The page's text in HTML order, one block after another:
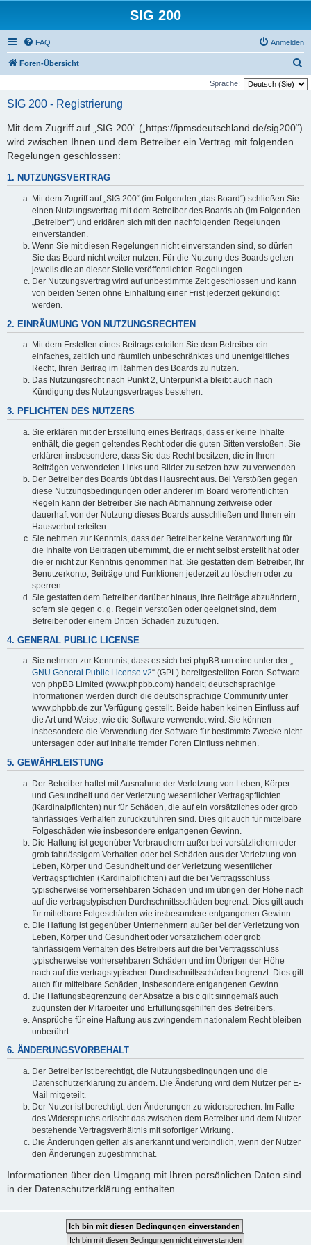
SIG 200
FAQ Anmelden
Foren-Übersicht
u
Sprache:
SIG 200 - Registrierung
Mit dem Zugriff auf „SIG 200“ („https://ipmsdeutschland.de/sig200“)
wird zwischen Ihnen und dem Betreiber ein Vertrag mit folgenden
Regelungen geschlossen:
1. NUTZUNGSVERTRAG
Mit dem Zugriff auf „SIG 200“ (im Folgenden „das Board“) schließen Sie
einen Nutzungsvertrag mit dem Betreiber des Boards ab (im Folgenden
„Betreiber“) und erklären sich mit den nachfolgenden Regelungen
einverstanden.
Wenn Sie mit diesen Regelungen nicht einverstanden sind, so dürfen
Sie das Board nicht weiter nutzen. Für die Nutzung des Boards gelten
jeweils die an dieser Stelle veröffentlichten Regelungen.
Der Nutzungsvertrag wird auf unbestimmte Zeit geschlossen und kann
von beiden Seiten ohne Einhaltung einer Frist jederzeit gekündigt
werden.
2. EINRÄUMUNG VON NUTZUNGSRECHTEN
Mit dem Erstellen eines Beitrags erteilen Sie dem Betreiber ein
einfaches, zeitlich und räumlich unbeschränktes und unentgeltliches
Recht, Ihren Beitrag im Rahmen des Boards zu nutzen.
Das Nutzungsrecht nach Punkt 2, Unterpunkt a bleibt auch nach
Kündigung des Nutzungsvertrages bestehen.
3. PFLICHTEN DES NUTZERS
Sie erklären mit der Erstellung eines Beitrags, dass er keine Inhalte
enthält, die gegen geltendes Recht oder die guten Sitten verstoßen. Sie
erklären insbesondere, dass Sie das Recht besitzen, die in Ihren
Beiträgen verwendeten Links und Bilder zu setzen bzw. zu verwenden.
Der Betreiber des Boards übt das Hausrecht aus. Bei Verstößen gegen
diese Nutzungsbedingungen oder anderer im Board veröffentlichten
Regeln kann der Betreiber Sie nach Abmahnung zeitweise oder
dauerhaft von der Nutzung dieses Boards ausschließen und Ihnen ein
Hausverbot erteilen.
Sie nehmen zur Kenntnis, dass der Betreiber keine Verantwortung für
die Inhalte von Beiträgen übernimmt, die er nicht selbst erstellt hat oder
die er nicht zur Kenntnis genommen hat. Sie gestatten dem Betreiber, Ihr
Benutzerkonto, Beiträge und Funktionen jederzeit zu löschen oder zu
sperren.
Sie gestatten dem Betreiber darüber hinaus, Ihre Beiträge abzuändern,
sofern sie gegen o. g. Regeln verstoßen oder geeignet sind, dem
Betreiber oder einem Dritten Schaden zuzufügen.
4. GENERAL PUBLIC LICENSE
Sie nehmen zur Kenntnis, dass es sich bei phpBB um eine unter der „
GNU General Public License v2“ (GPL) bereitgestellten Foren-Software
von phpBB Limited (www.phpbb.com) handelt; deutschsprachige
Informationen werden durch die deutschsprachige Community unter
www.phpbb.de zur Verfügung gestellt. Beide haben keinen Einfluss auf
die Art und Weise, wie die Software verwendet wird. Sie können
insbesondere die Verwendung der Software für bestimmte Zwecke nicht
untersagen oder auf Inhalte fremder Foren Einfluss nehmen.
5. GEWÄHRLEISTUNG
Der Betreiber haftet mit Ausnahme der Verletzung von Leben, Körper
und Gesundheit und der Verletzung wesentlicher Vertragspflichten
(Kardinalpflichten) nur für Schäden, die auf ein vorsätzliches oder grob
fahrlässiges Verhalten zurückzuführen sind. Dies gilt auch für mittelbare
Folgeschäden wie insbesondere entgangenen Gewinn.
Die Haftung ist gegenüber Verbrauchern außer bei vorsätzlichem oder
grob fahrlässigem Verhalten oder bei Schäden aus der Verletzung von
Leben, Körper und Gesundheit und der Verletzung wesentlicher
Vertragspflichten (Kardinalpflichten) auf die bei Vertragsschluss
typischerweise vorhersehbaren Schäden und im übrigen der Höhe nach
auf die vertragstypischen Durchschnittsschäden begrenzt. Dies gilt auch
für mittelbare Folgeschäden wie insbesondere entgangenen Gewinn.
Die Haftung ist gegenüber Unternehmern außer bei der Verletzung von
Leben, Körper und Gesundheit oder vorsätzlichem oder grob
fahrlässigem Verhalten des Betreibers auf die bei Vertragsschluss
typischerweise vorhersehbaren Schäden und im Übrigen der Höhe
nach auf die vertragstypischen Durchschnittsschäden begrenzt. Dies gilt
auch für mittelbare Schäden, insbesondere entgangenen Gewinn.
Die Haftungsbegrenzung der Absätze a bis c gilt sinngemäß auch
zugunsten der Mitarbeiter und Erfüllungsgehilfen des Betreibers.
Ansprüche für eine Haftung aus zwingendem nationalem Recht bleiben
unberührt.
6. ÄNDERUNGSVORBEHALT
Der Betreiber ist berechtigt, die Nutzungsbedingungen und die
Datenschutzerklärung zu ändern. Die Änderung wird dem Nutzer per E-
Mail mitgeteilt.
Der Nutzer ist berechtigt, den Änderungen zu widersprechen. Im Falle
des Widerspruchs erlischt das zwischen dem Betreiber und dem Nutzer
bestehende Vertragsverhältnis mit sofortiger Wirkung.
Die Änderungen gelten als anerkannt und verbindlich, wenn der Nutzer
den Änderungen zugestimmt hat.
Informationen über den Umgang mit Ihren persönlichen Daten sind
in der Datenschutzerklärung enthalten.